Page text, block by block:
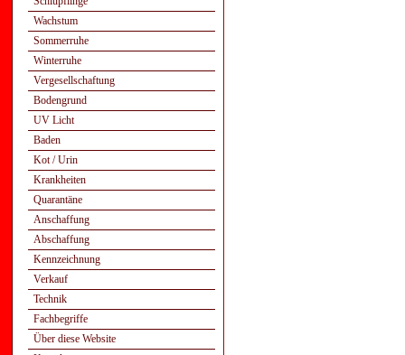
Wachstum
Sommerruhe
Winterruhe
Vergesellschaftung
Bodengrund
UV Licht
Baden
Kot / Urin
Krankheiten
Quarantäne
Anschaffung
Abschaffung
Kennzeichnung
Verkauf
Technik
Fachbegriffe
Über diese Website